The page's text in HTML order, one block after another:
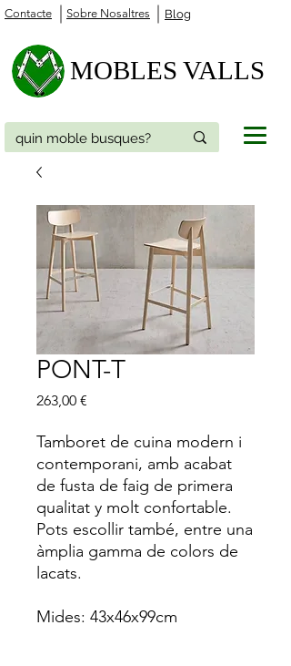
Contacte Blog
Sobre Nosaltres
MOBLES VALLS
PONT-T
263,00 €
Tamboret de cuina modern i
contemporani, amb acabat
de fusta de faig de primera
qualitat y molt confortable.
Pots escollir també, entre una
àmplia gamma de colors de
lacats.
Mides: 43x46x99cm